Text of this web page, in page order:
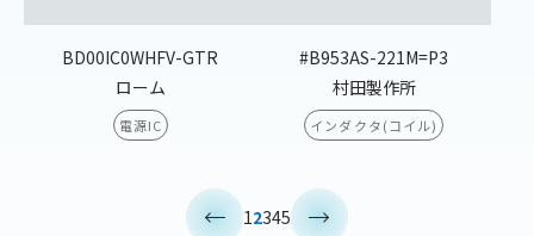
BD00IC0WHFV-GTR
ローム
電源IC
#B953AS-221M=P3
村田製作所
インダクタ(コイル)
12345